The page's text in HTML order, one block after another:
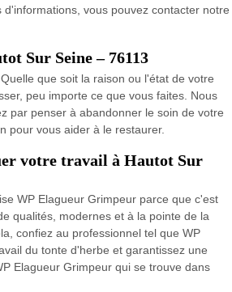
vous pouvez contacter notre
Sur Seine – 76113
que soit la raison ou l'état de votre
peu importe ce que vous faites. Nous
par penser à abandonner le soin de votre
pour vous aider à le restaurer.
votre travail à Hautot Sur
WP Elagueur Grimpeur parce que c'est
qualités, modernes et à la pointe de la
confiez au professionnel tel que WP
du tonte d'herbe et garantissez une
Elagueur Grimpeur qui se trouve dans